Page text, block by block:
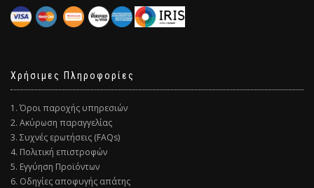
Χρήσιμες Πληροφορίες
1. Όροι παροχής υπηρεσιών
2. Ακύρωση παραγγελίας
3. Συχνές ερωτήσεις (FAQs)
4. Πολιτική επιστροφών
5. Εγγύηση Προϊόντων
6. Οδηγίες αποφυγής απάτης